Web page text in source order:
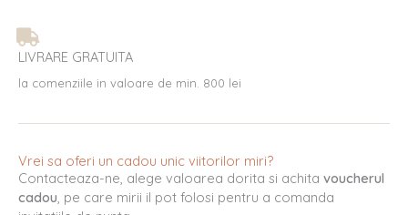
LIVRARE GRATUITA
la comenziile in valoare de min. 800 lei
Vrei sa oferi un cadou unic viitorilor miri?
Contacteaza-ne, alege valoarea dorita si achita voucherul
cadou , pe care mirii il pot folosi pentru a comanda